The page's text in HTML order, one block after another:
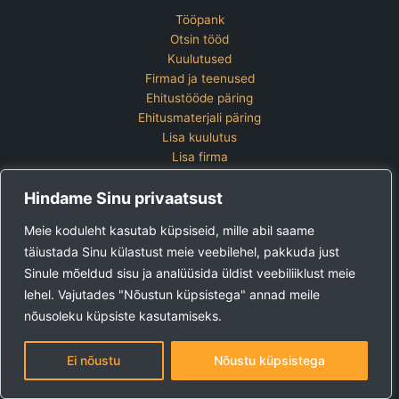
Hindame Sinu privaatsust
Meie koduleht kasutab küpsiseid, mille abil saame
täiustada Sinu külastust meie veebilehel, pakkuda just
Sinule mõeldud sisu ja analüüsida üldist veebiliiklust meie
lehel. Vajutades "Nõustun küpsistega" annad meile
nõusoleku küpsiste kasutamiseks.
Ei nõustu Nõustu küpsistega
Tööpank
Otsin tööd
Kuulutused
Firmad ja teenused
Ehitustööde päring
Ehitusmaterjali päring
Lisa kuulutus
Lisa firma
Kontakt
Lisa kuulutus
Vaata ettevõtete pakette
Ehitus24 OÜ
Tel:+372 5123 867 (E-R 9-15)
E-post: kuulutused@ehitus24.ee
Copyright © 2026 Ehitus24